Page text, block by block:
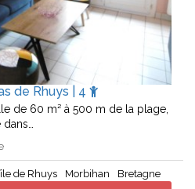
de Rhuys | 4
de 60 m² à 500 m de la plage,
de Rhuys Morbihan Bretagne